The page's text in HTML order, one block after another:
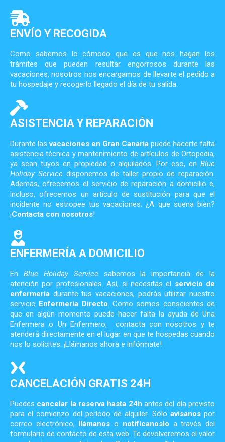
ENVÍO Y RECOGIDA
Como sabemos lo cómodo que es que nos hagan los
trámites que pueden resultar engorrosos durante las
vacaciones, nosotros nos encargamos de llevarte el pedido a
tu hospedaje y recogerlo llegado el día de tu salida.
ASISTENCIA Y REPARACIÓN
Durante lasvacaciones en Gran Canaria puede hacerte falta
asistencia técnica y mantenimiento de artículos de Ortopedia,
ya sean tuyos en propiedad o alquilados. Por eso, en Blue
Holiday Service disponemos de taller propio de reparación.
Además, ofrecemos el servicio de reparación a domicilio e,
incluso, ofrecemos un artículo de sustitución para que el
incidente no estropee tus vacaciones. ¿A que suena bien?
¡Contacta con nosotros!
ENFERMERÍA A DOMICILIO
En Blue Holiday Servicesabemos la importancia de la
atención por profesionales. Así, si necesitas el servicio de
enfermería durante tus vacaciones, podrás utilizar nuestro
servicio Enfermería Directo. Como somos conscientes de
que en algún momento puede hacer falta la ayuda de Una
Enfermera o Un Enfermero, contacta con nosotros y te
atenderá directamente en el lugar en que te hospedas cuando
nos lo solicites. ¡Llámanos ahora e infórmate!
CANCELACIÓN GRATIS 24H
Puedes cancelar la reserva hasta 24h antes del día previsto
para el comienzo del período de alquiler. Sólo avísanospor
correo electrónico, llámanos o notifícanoslo a través del
formulario de contacto de esta web. Te devolveremos el valor